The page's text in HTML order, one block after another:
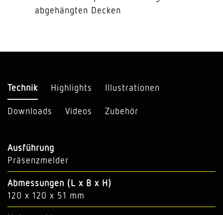
abgehängten Decken
Technik Highlights Illustrationen
Downloads Videos Zubehör
Ausführung
Präsenzmelder
Abmessungen (L x B x H)
120 x 120 x 51 mm